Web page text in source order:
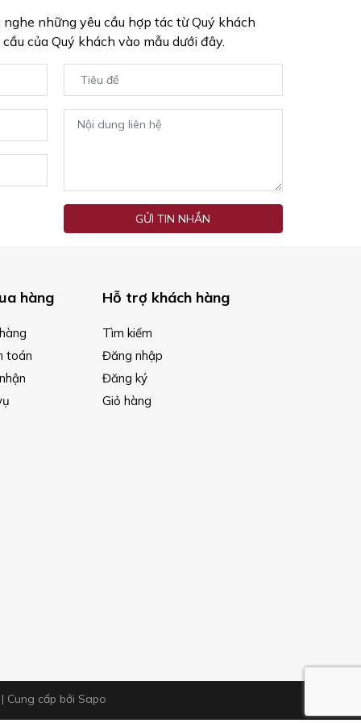
những yêu cầu hợp tác từ Quý khách
của Quý khách vào mẫu dưới đây.
GỬI TIN NHẮN
hàng
toán
Hỗ trợ khách hàng
Tìm kiếm
Đăng nhập
Đăng ký
Giỏ hàng
| Cung cấp bởi Sapo